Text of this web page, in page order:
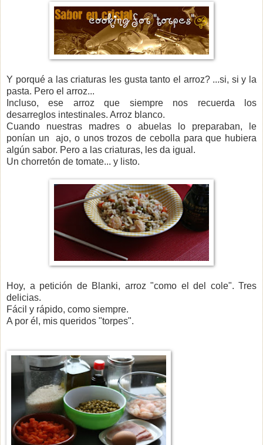
Y porqué a las criaturas les gusta tanto el arroz? ...si, si y la
pasta. Pero el arroz...
Incluso, ese arroz que siempre nos recuerda los
desarreglos intestinales. Arroz blanco.
Cuando nuestras madres o abuelas lo preparaban, le
ponían un ajo, o unos trozos de cebolla para que hubiera
algún sabor. Pero a las criaturas, les da igual.
Un chorretón de tomate... y listo.
Hoy, a petición de Blanki, arroz "como el del cole". Tres
delicias.
Fácil y rápido, como siempre.
A por él, mis queridos "torpes".